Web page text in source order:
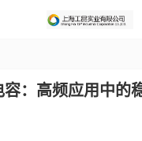
：高频应用中的